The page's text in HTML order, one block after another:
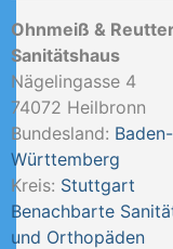
Ohnmeiß &
Sanitätshaus
Nägelingasse 4
74072 Heilbronn
Bundesland: Baden-
Württemberg
Kreis: Stuttgart
Benachbarte
und Orthopäden